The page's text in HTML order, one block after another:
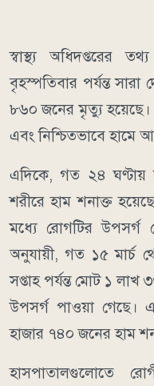
স্বাস্থ্য অধিদপ্তরের
বৃহস্পতিবার পর্যন্ত
৮৬০ জনের মৃত্যু
এবং নিশ্চিতভাবে হামে
এদিকে, গত ২৪
শরীরে হাম শনাক্ত
মধ্যে রোগটির উপসর্গ
অনুযায়ী, গত ১৫ মার্চ
সপ্তাহ পর্যন্ত মোট ১
উপসর্গ পাওয়া গেছে।
হাজার ৭৪০ জনের হাম
হাসপাতালগুলোতে